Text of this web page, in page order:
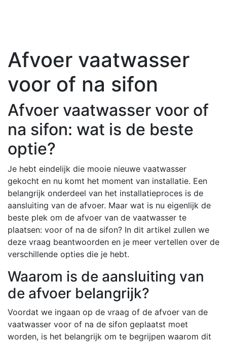
Afvoer vaatwasser
voor of na sifon
Afvoer vaatwasser voor of
na sifon: wat is de beste
optie?
Je hebt eindelijk die mooie nieuwe vaatwasser
gekocht en nu komt het moment van installatie. Een
belangrijk onderdeel van het installatieproces is de
aansluiting van de afvoer. Maar wat is nu eigenlijk de
beste plek om de afvoer van de vaatwasser te
plaatsen: voor of na de sifon? In dit artikel zullen we
deze vraag beantwoorden en je meer vertellen over de
verschillende opties die je hebt.
Waarom is de aansluiting van
de afvoer belangrijk?
Voordat we ingaan op de vraag of de afvoer van de
vaatwasser voor of na de sifon geplaatst moet
worden, is het belangrijk om te begrijpen waarom dit